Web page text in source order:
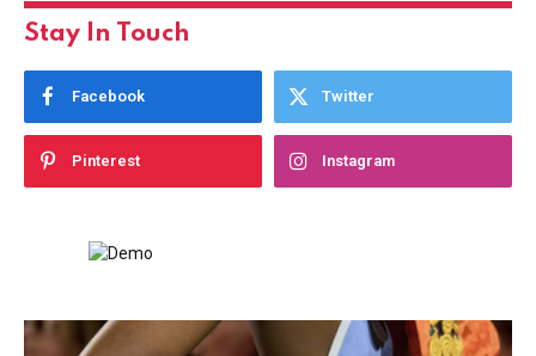
Stay In Touch
Facebook Twitter
Pinterest Instagram